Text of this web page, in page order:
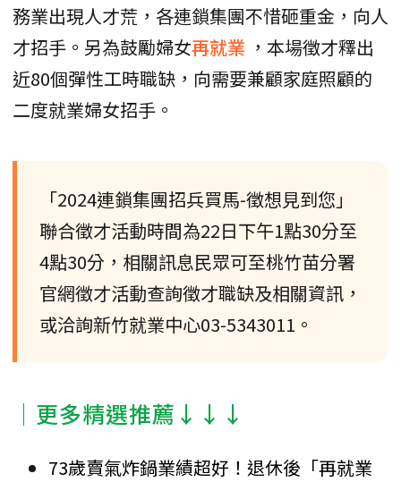
務業出現人才荒，各連鎖集團不惜砸重金，向人
才招手。另為鼓勵婦女再就業 ，本場徵才釋出
近80個彈性工時職缺，向需要兼顧家庭照顧的
二度就業婦女招手。
「2024連鎖集團招兵買馬-徵想見到您」
聯合徵才活動時間為22日下午1點30分至
4點30分，相關訊息民眾可至桃竹苗分署
官網徵才活動查詢徵才職缺及相關資訊，
或洽詢新竹就業中心03-5343011。
│更多精選推薦↓↓↓
73歲賣氣炸鍋業績超好！退休後「再就業